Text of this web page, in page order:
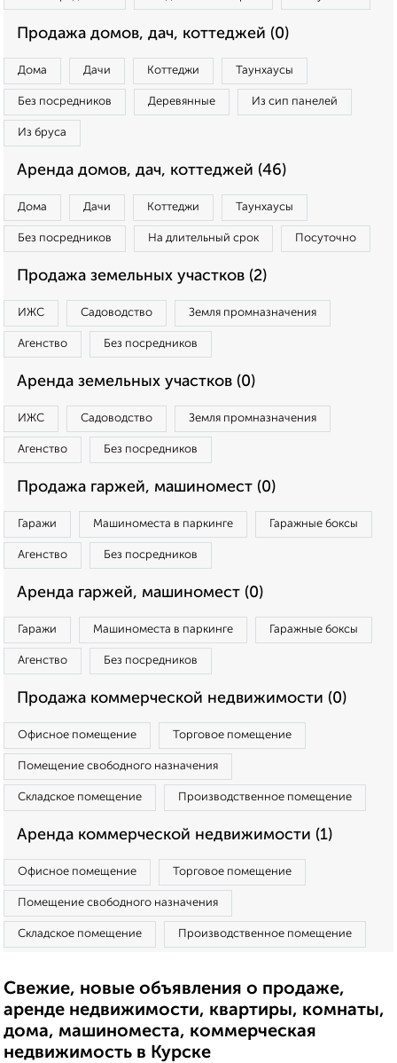
Продажа домов, дач, коттеджей (0)
Дома Дачи Коттеджи Таунхаусы
Без посредников Деревянные Из сип панелей
Из бруса
Аренда домов, дач, коттеджей (46)
Дома Дачи Коттеджи Таунхаусы
Без посредников На длительный срок Посуточно
Продажа земельных участков (2)
ИЖС Садоводство Земля промназначения
Агенство Без посредников
Аренда земельных участков (0)
ИЖС Садоводство Земля промназначения
Агенство Без посредников
Продажа гаржей, машиномест (0)
Гаражи Машиноместа в паркинге Гаражные боксы
Агенство Без посредников
Аренда гаржей, машиномест (0)
Гаражи Машиноместа в паркинге Гаражные боксы
Агенство Без посредников
Продажа коммерческой недвижимости (0)
Офисное помещение Торговое помещение
Помещение свободного назначения
Складское помещение Производственное помещение
Аренда коммерческой недвижимости (1)
Офисное помещение Торговое помещение
Помещение свободного назначения
Складское помещение Производственное помещение
Свежие, новые объявления о продаже,
аренде недвижимости, квартиры, комнаты,
дома, машиноместа, коммерческая
недвижимость в Курске